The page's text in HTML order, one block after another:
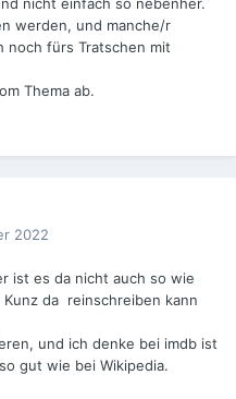
nicht einfach so nebenher.
werden, und manche/r
noch fürs Tratschen mit
Thema ab.
2022
ist es da nicht auch so wie
da reinschreiben kann
und ich denke bei imdb ist
gut wie bei Wikipedia.